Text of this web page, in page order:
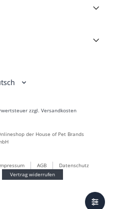
zzgl. Versandkosten
AGB
Datenschutz
Vertrag widerrufen
der House of Pet Brands